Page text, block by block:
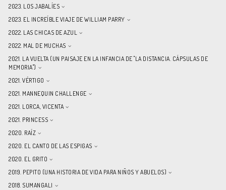
2023. LOS JABALÍES
2023. EL INCREÍBLE VIAJE DE WILLIAM PARRY
2022. LAS CHICAS DE AZUL
2022. MAL DE MUCHAS
2021. LA VUELTA (UN PAISAJE EN LA INFANCIA DE "LA DISTANCIA. CÁPSULAS DE
MEMORIA")
2021. VÉRTIGO
2021. MANNEQUIN CHALLENGE
2021. LORCA, VICENTA
2021. PRINCESS
2020. RAÍZ
2020. EL CANTO DE LAS ESPIGAS
2020. EL GRITO
2019. PEPITO (UNA HISTORIA DE VIDA PARA NIÑOS Y ABUELOS)
2018. SUMANGALI